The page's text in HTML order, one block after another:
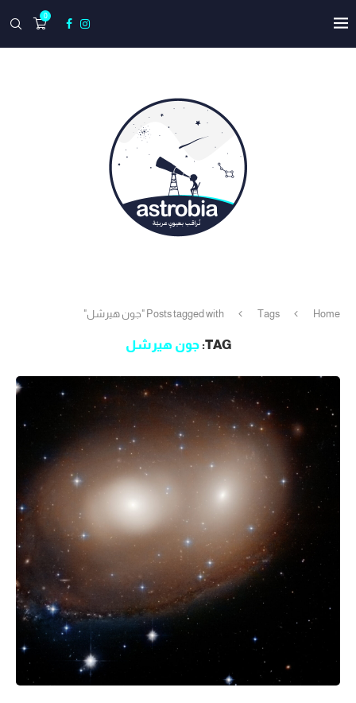
0
Home
Tags Posts tagged with "جون هيرشل"
TAG: جون هيرشل